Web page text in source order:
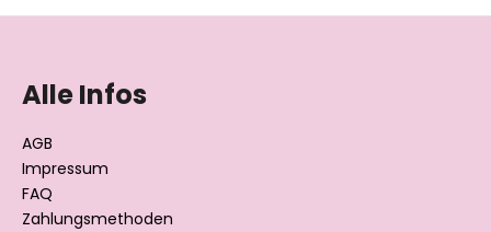
Alle Infos
AGB
Impressum
FAQ
Zahlungsmethoden